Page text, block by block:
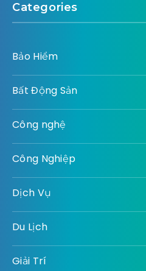
Categories
Bảo Hiểm
Bất Động Sản
Công nghệ
Công Nghiệp
Dịch Vụ
Du Lịch
Giải Trí